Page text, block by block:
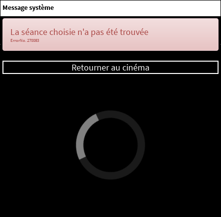
Message système
La séance choisie n'a pas été trouvée
ErrorNo. 270083
Retourner au cinéma